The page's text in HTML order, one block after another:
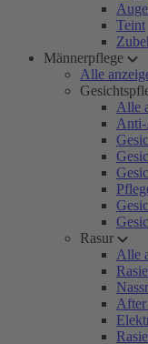
Teint
Männerpflege
Alle
Alle
Rasur
Alle